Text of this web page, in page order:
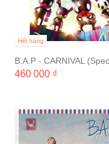
Hết hàng
B.A.P - CARNIVAL
460 000 ₫